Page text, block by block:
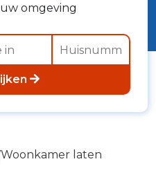
omgeving
Woonkamer laten